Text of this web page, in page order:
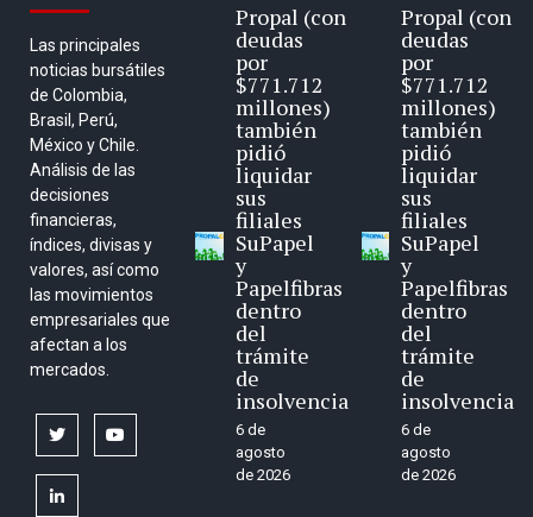
Las principales
noticias bursátiles
de Colombia,
Brasil, Perú,
México y Chile.
Análisis de las
decisiones
financieras,
índices, divisas y
valores, así como
las movimientos
empresariales que
afectan a los
mercados.
twitter
linkedin
Propal (con
deudas
por
$771.712
millones)
también
pidió
liquidar
sus
filiales
SuPapel
y
Papelfibras
dentro
del
trámite
de
insolvencia
6 de
agosto
de 2026
Propal (con
deudas
por
$771.712
millones)
también
pidió
liquidar
sus
filiales
SuPapel
y
Papelfibras
dentro
del
trámite
de
insolvencia
6 de
agosto
de 2026